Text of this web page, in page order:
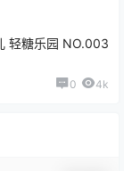
轻糖乐园 NO.003
0 4k